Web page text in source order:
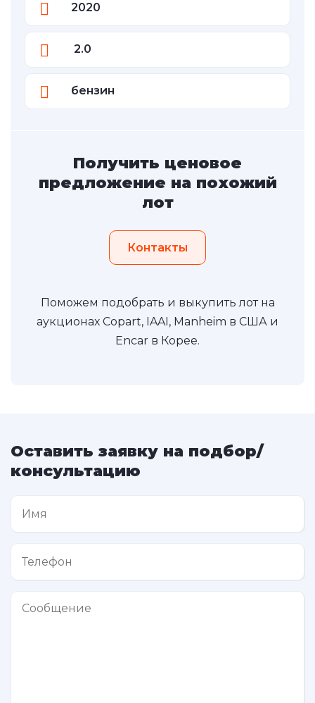
2020
2.0
бензин
Получить ценовое
предложение на похожий
лот
Контакты
Поможем подобрать и выкупить лот на
аукционах Copart, IAAI, Manheim в США и
Encar в Корее.
Оставить заявку на подбор/
консультацию